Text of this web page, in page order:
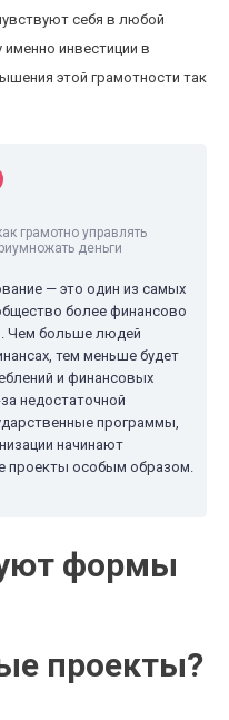
себя в любой
инвестиции в
этой грамотности так
грамотно управлять
деньги
— это один из самых
более финансово
Чем больше людей
тем меньше будет
и финансовых
недостаточной
программы,
начинают
проекты особым образом.
формы
проекты?